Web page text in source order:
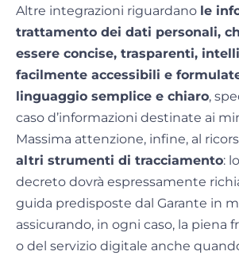
Altre integrazioni riguardano le
trattamento dei dati personali,
essere concise, trasparenti,
facilmente accessibili e
linguaggio semplice e chiaro,
caso d’informazioni destinate ai
Massima attenzione, infine, al
altri strumenti di tracciamento:
decreto dovrà espressamente
guida predisposte dal Garante in
assicurando, in ogni caso, la piena
o del servizio digitale anche